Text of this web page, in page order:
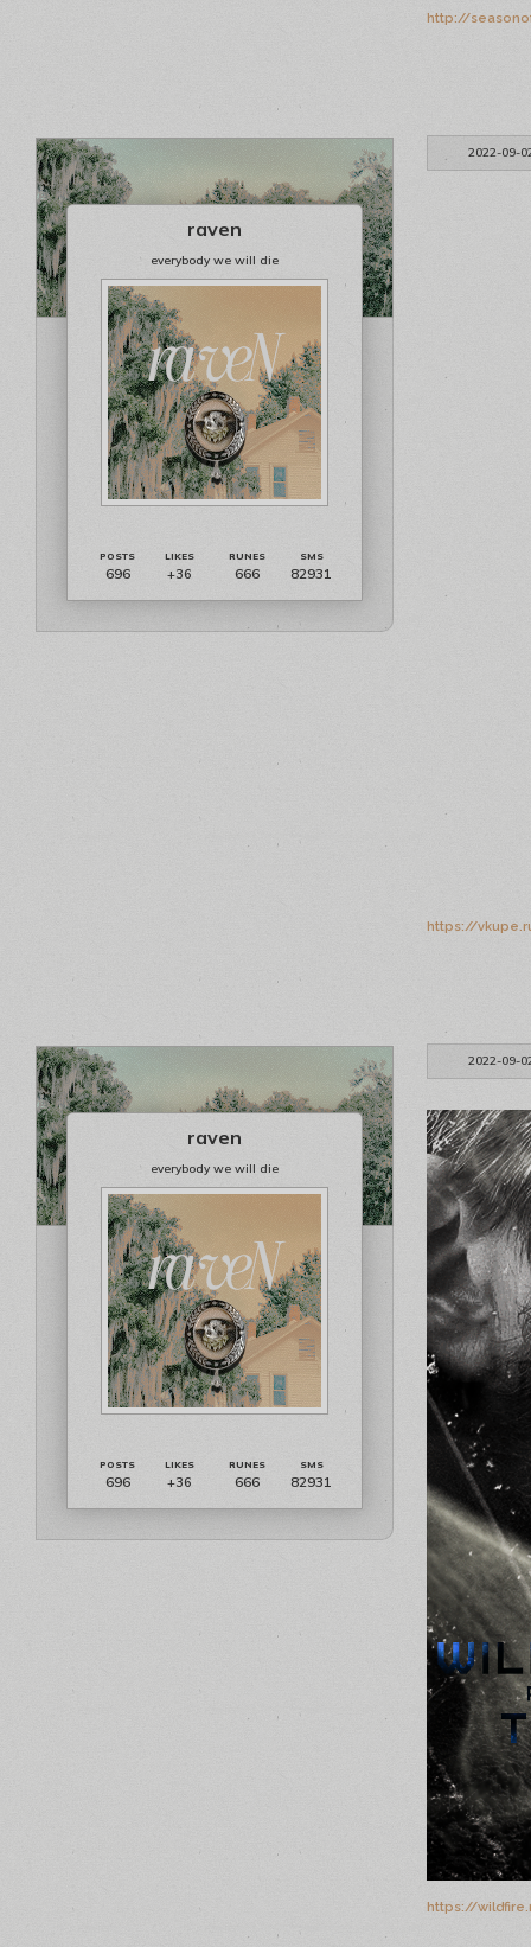
http://
2022-09-
raven
everybody we will die
696 +36 666 82931
https://
2022-09-
raven
everybody we will die
696 +36 666 82931
https://